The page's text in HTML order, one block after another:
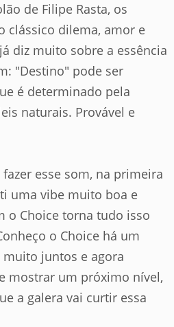
de Filipe Rasta, os
clássico dilema, amor e
diz muito sobre a essência
"Destino" pode ser
é determinado pela
naturais. Provável e
esse som, na primeira
uma vibe muito boa e
o Choice torna tudo isso
o Choice há um
juntos e agora
mostrar um próximo nível,
a galera vai curtir essa